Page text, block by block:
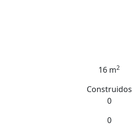
16 m2
Construidos
0
0